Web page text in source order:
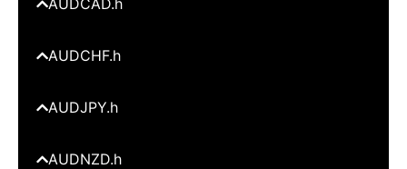
AUDCHF.h
AUDJPY.h
AUDNZD.h